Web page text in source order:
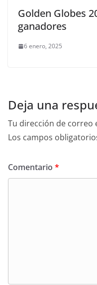
Golden Globes
ganadores
6 enero, 2025
Deja una
Tu dirección de correo
Los campos
Comentario *